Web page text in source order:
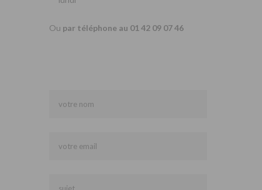
Ou par téléphone au 01 42 09 07 46